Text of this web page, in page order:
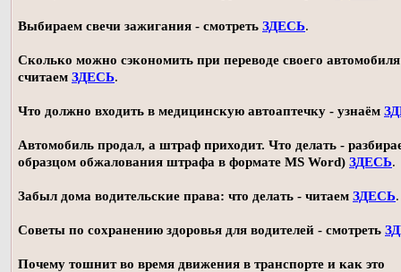
Выбираем свечи зажигания - смотреть ЗДЕСЬ.
Сколько можно сэкономить при переводе своего автомобиля
считаем ЗДЕСЬ.
Что должно входить в медицинскую автоаптечку - узнаём
Автомобиль продал, а штраф приходит. Что делать -
образцом обжалования штрафа в формате MS Word) ЗДЕСЬ.
Забыл дома водительские права: что делать - читаем ЗДЕСЬ.
Советы по сохранению здоровья для водителей - смотреть
Почему тошнит во время движения в транспорте и как это